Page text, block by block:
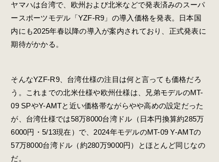
ヤマハは台湾で、欧州および北米などで発表済みのスーパ
ースポーツモデル「YZF-R9」の導入価格を発表。日本国
内にも2025年春以降の導入が案内されており、正式発表に
期待がかかる。
そんなYZF-R9、台湾仕様の注目は何と言っても価格だろ
う。これまでの北米仕様や欧州仕様は、兄弟モデルのMT-
09 SPやY-AMTと近い価格帯ながらやや高めの設定だった
が、台湾仕様では58万8000台湾ドル（日本円換算約285万
6000円・5/13現在）で、2024年モデルのMT-09 Y-AMTの
57万8000台湾ドル（約280万9000円）とほとんど同じなの
だ。